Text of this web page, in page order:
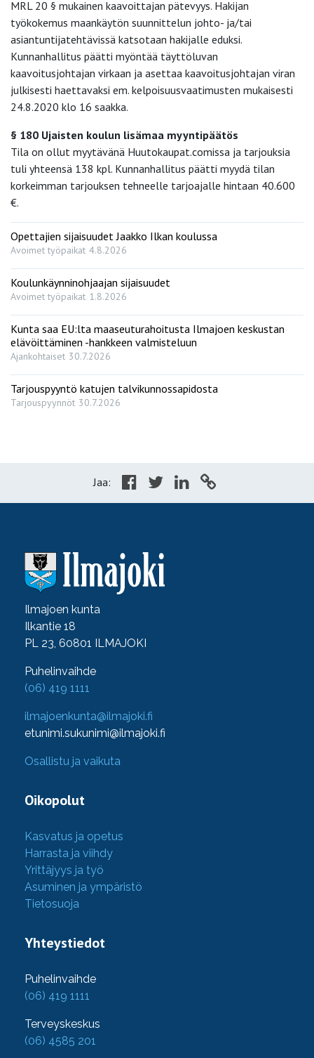
MRL 20 § mukainen kaavoittajan pätevyys. Hakijan
työkokemus maankäytön suunnittelun johto- ja/tai
asiantuntijatehtävissä katsotaan hakijalle eduksi.
Kunnanhallitus päätti myöntää täyttöluvan
kaavoitusjohtajan virkaan ja asettaa kaavoitusjohtajan viran
julkisesti haettavaksi em. kelpoisuusvaatimusten mukaisesti
24.8.2020 klo 16 saakka.
§ 180 Ujaisten koulun lisämaa myyntipäätös
Tila on ollut myytävänä Huutokaupat.comissa ja tarjouksia
tuli yhteensä 138 kpl. Kunnanhallitus päätti myydä tilan
korkeimman tarjouksen tehneelle tarjoajalle hintaan 40.600
€.
Opettajien sijaisuudet Jaakko Ilkan koulussa
Avoimet työpaikat 4.8.2026
Koulunkäynninohjaajan sijaisuudet
Avoimet työpaikat 1.8.2026
Kunta saa EU:lta maaseuturahoitusta Ilmajoen keskustan
elävöittäminen -hankkeen valmisteluun
Ajankohtaiset 30.7.2026
Tarjouspyyntö katujen talvikunnossapidosta
Tarjouspyynnöt 30.7.2026
Jaa:
Ilmajoen kunta
Ilkantie 18
PL 23, 60801 ILMAJOKI
Puhelinvaihde
(06) 419 1111
ilmajoenkunta@ilmajoki.fi
etunimi.sukunimi@ilmajoki.fi
Osallistu ja vaikuta
Oikopolut
Kasvatus ja opetus
Harrasta ja viihdy
Yrittäjyys ja työ
Asuminen ja ympäristö
Tietosuoja
Yhteystiedot
Puhelinvaihde
(06) 419 1111
Terveyskeskus
(06) 4585 201